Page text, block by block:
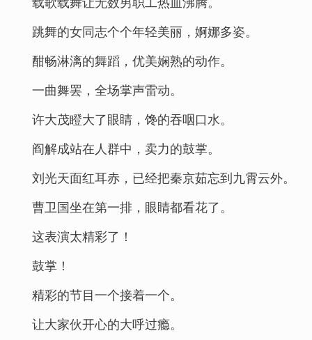
跳舞的女同志个个年轻美丽，婀娜多姿。
酣畅淋漓的舞蹈，优美娴熟的动作。
一曲舞罢，全场掌声雷动。
许大茂瞪大了眼睛，馋的吞咽口水。
阎解成站在人群中，卖力的鼓掌。
刘光天面红耳赤，已经把秦京茹忘到九霄云外。
曹卫国坐在第一排，眼睛都看花了。
这表演太精彩了！
鼓掌！
精彩的节目一个接着一个。
让大家伙开心的大呼过瘾。